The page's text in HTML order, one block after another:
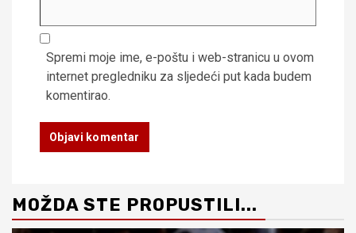
Spremi moje ime, e-poštu i web-stranicu u ovom
internet pregledniku za sljedeći put kada budem
komentirao.
MOŽDA STE PROPUSTILI...